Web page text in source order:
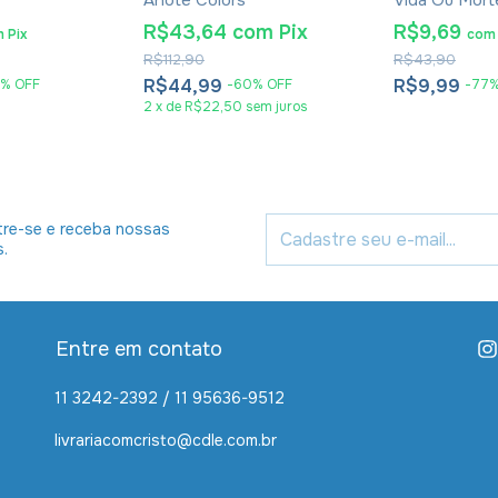
% OFF
Pix
R$44,99 -60% OFF
R$112,90
R$43,64 com Pix
2 x de R$22,50 sem juros
Gonçalves
R$9,99 -77%
R$43,90
R$9,69 com
se e receba nossas
Entre em contato
11 3242-2392 / 11 95636-9512
livrariacomcristo@cdle.com.br